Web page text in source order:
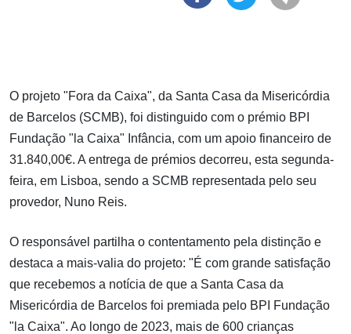
O projeto "Fora da Caixa", da Santa Casa da Misericórdia
de Barcelos (SCMB), foi distinguido com o prémio BPI
Fundação "la Caixa" Infância, com um apoio financeiro de
31.840,00€. A entrega de prémios decorreu, esta segunda-
feira, em Lisboa, sendo a SCMB representada pelo seu
provedor, Nuno Reis.
O responsável partilha o contentamento pela distinção e
destaca a mais-valia do projeto: "É com grande satisfação
que recebemos a notícia de que a Santa Casa da
Misericórdia de Barcelos foi premiada pelo BPI Fundação
"la Caixa". Ao longo de 2023, mais de 600 crianças